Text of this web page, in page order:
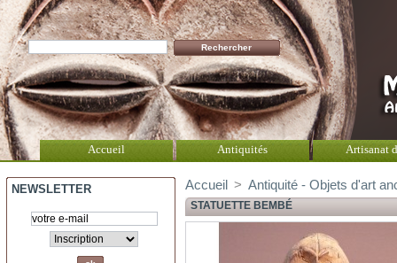
Accueil Antiquités Artisanat
NEWSLETTER Accueil > Antiquité - Objets d'art
STATUETTE BEMBÉ